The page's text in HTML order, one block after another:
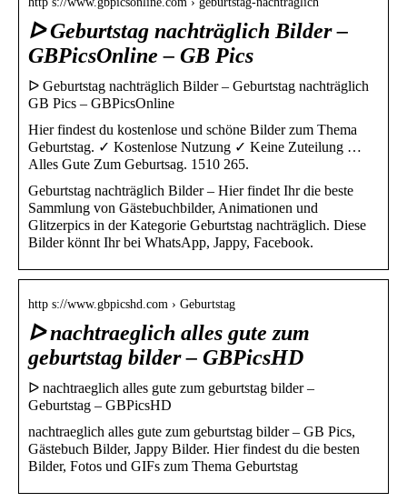
ᐅ Geburtstag nachträglich Bilder –
GBPicsOnline – GB Pics
ᐅ Geburtstag nachträglich Bilder – Geburtstag nachträglich
GB Pics – GBPicsOnline
Hier findest du kostenlose und schöne Bilder zum Thema
Geburtstag. ✓ Kostenlose Nutzung ✓ Keine Zuteilung …
Alles Gute Zum Geburtsag. 1510 265.
Geburtstag nachträglich Bilder – Hier findet Ihr die beste
Sammlung von Gästebuchbilder, Animationen und
Glitzerpics in der Kategorie Geburtstag nachträglich. Diese
Bilder könnt Ihr bei WhatsApp, Jappy, Facebook.
http s://www.gbpicshd.com › Geburtstag
ᐅ nachtraeglich alles gute zum
geburtstag bilder – GBPicsHD
ᐅ nachtraeglich alles gute zum geburtstag bilder –
Geburtstag – GBPicsHD
nachtraeglich alles gute zum geburtstag bilder – GB Pics,
Gästebuch Bilder, Jappy Bilder. Hier findest du die besten
Bilder, Fotos und GIFs zum Thema Geburtstag